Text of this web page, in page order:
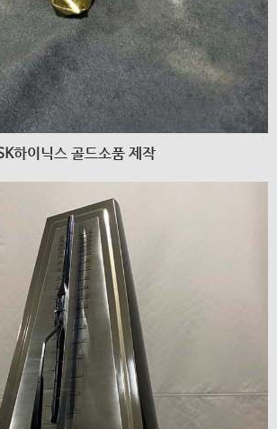
하이닉스 골드소품 제작